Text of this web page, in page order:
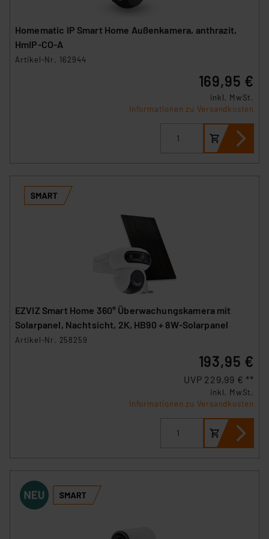
Die Rechtmäßigkeit der Speicherung, Abrufung und
Analyse bis zum Zeitpunkt des Widerrufs bleibt hiervon
unberührt. Ihre Browser-Einstellungen können dazu
führen, dass die Einstellungen nicht längerfristig
gespeichert werden und dieses Banner erneut
„Einige Drittanbieter verarbeiten personenbezogene
Daten in den USA. Ihre Einwilligung zur Einbindung von
Cookies dieser Drittanbieter umfasst daher ggf. auch
und zu der jeweiligen Datenübermittlung erhalten Sie in
der Datenschutzerklärung. Für die USA besteht kein
Angemessenheitsbeschluss der EU. Dies bedeutet,
dass die USA als Land mit unzureichendem
Datenschutz nach EU-Standards eingestuft wird. So
besteht etwa das Risiko, dass US-Behörden
personenbezogene Daten in
Überwachungsprogrammen verarbeiten, ohne dass
hiergegen Klagemöglichkeiten für Europäer bestehen.
Unsere Kooperation mit diesen Dienstleistern stützt
sich auf die Standarddatenschutzklauseln der
insbesondere der Art der übermittelten Daten,
Homematic IP Smart Home Außenkamera, anthrazit,
HmIP-CO-A
Artikel-Nr. 162944
169,95 €
inkl. MwSt.
Informationen zu Versandkosten
EZVIZ Smart Home 360° Überwachungskamera mit
Solarpanel, Nachtsicht, 2K, HB90 + 8W-Solarpanel
Artikel-Nr. 258259
193,95 €
UVP 229,99 € **
inkl. MwSt.
Informationen zu Versandkosten